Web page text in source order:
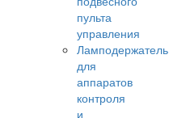
пульта
управления
Ламподержатель
для
аппаратов
контроля
и